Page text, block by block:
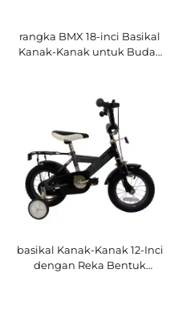
rangka BMX 18-inci Basikal
Kanak-Kanak untuk Budak
Injakan Belakang Tayar
Angin Injakan Biasa
basikal Kanak-Kanak 12-Inci
dengan Reka Bentuk